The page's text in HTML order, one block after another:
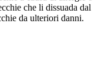
che li dissuada dal
da ulteriori danni.